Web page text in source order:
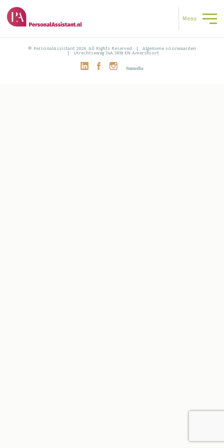
Menu
© PersonalAssistant 2026. All Rights Reserved. Algemene voorwaarden
Utrechtseweg 74A 3818 EN Amersfoort
Sumedia